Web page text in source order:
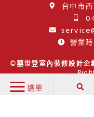
台中市
營業
©囍世登室內裝修設計
選單